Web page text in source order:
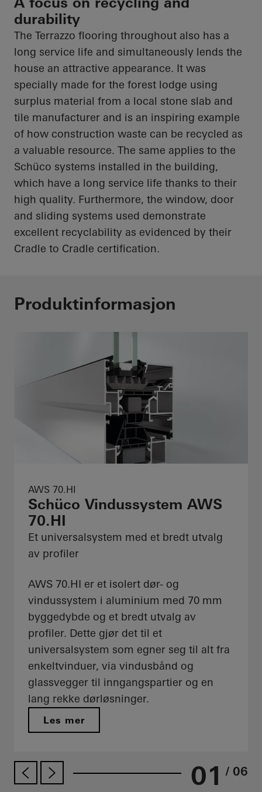
durability
The Terrazzo flooring throughout also has a
long service life and simultaneously lends the
house an attractive appearance. It was
specially made for the forest lodge using
surplus material from a local stone slab and
tile manufacturer and is an inspiring example
of how construction waste can be recycled as
a valuable resource. The same applies to the
Schüco systems installed in the building,
which have a long service life thanks to their
high quality. Furthermore, the window, door
and sliding systems used demonstrate
excellent recyclability as evidenced by their
Cradle to Cradle certification.
Produktinformasjon
AWS 70.HI
Schüco Vindussystem AWS
70.HI
Et universalsystem med et bredt utvalg
av profiler
AWS 70.HI er et isolert dør- og
vindussystem i aluminium med 70 mm
byggedybde og et bredt utvalg av
profiler. Dette gjør det til et
universalsystem som egner seg til alt fra
enkeltvinduer, via vindusbånd og
glassvegger til inngangspartier og en
lang rekke dørløsninger.
Les mer
01 / 06